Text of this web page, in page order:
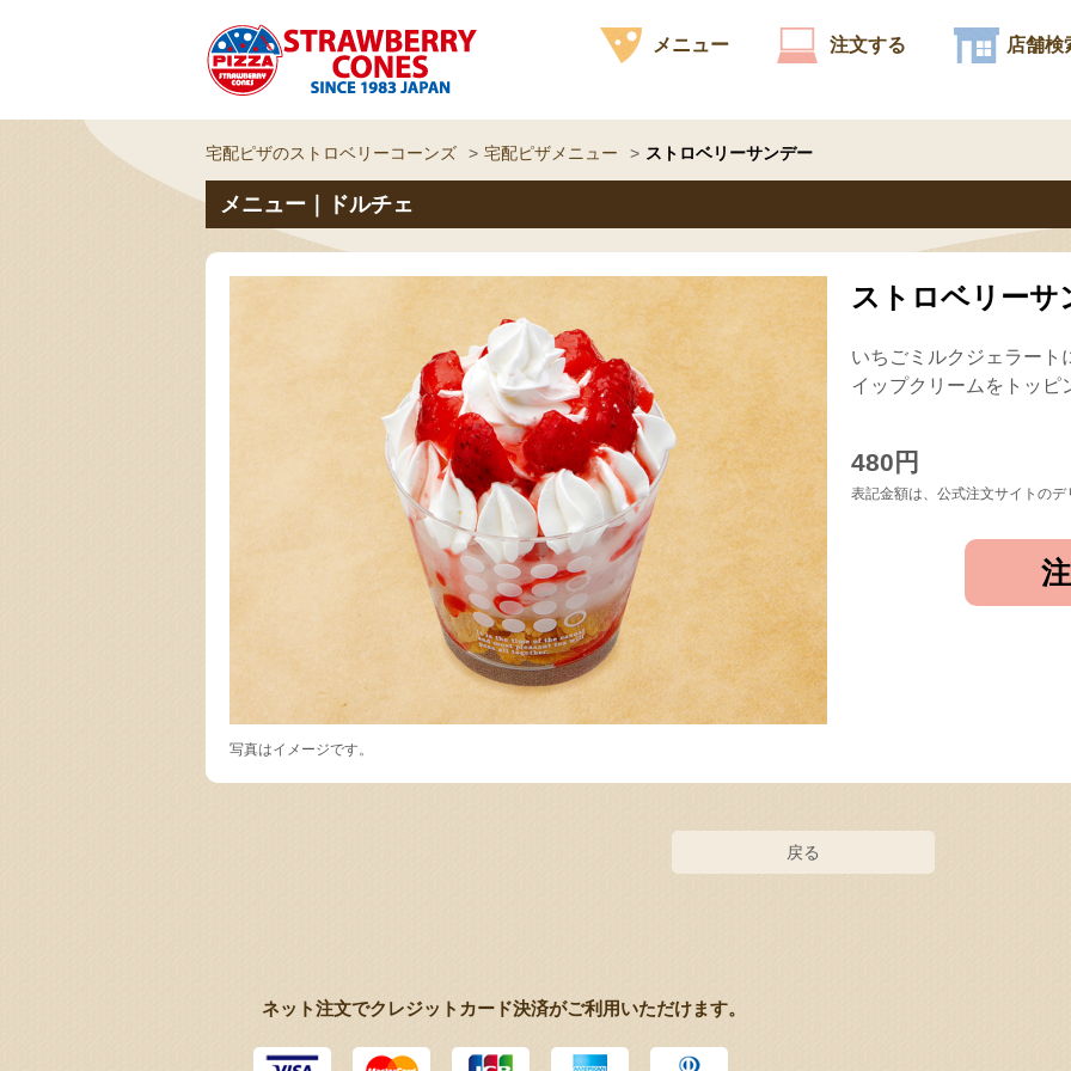
メニュー 注文する 店舗検
宅配ピザのストロベリーコーンズ 宅配ピザメニュー ストロベリーサンデー
メニュー｜ドルチェ
写真はイメージです。
ストロベリーサ
いちごミルクジェラート
イップクリームをトッピ
480円
表記金額は、公式注文サイトの
戻る
ネット注文でクレジットカード決済がご利用いただけます。